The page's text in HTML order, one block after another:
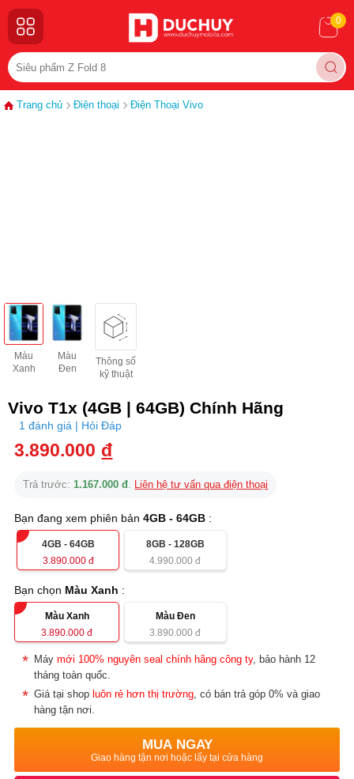
0
Trang chủ Điện thoại Điện Thoại Vivo
Màu
Xanh
Màu
Đen
Thông số
kỹ thuật
Vivo T1x (4GB | 64GB) Chính Hãng
1 đánh giá | Hỏi Đáp
3.890.000 đ
Trả trước:1.167.000 đ. Liên hệ tư vấn qua điện thoại
Bạn đang xem phiên bản4GB - 64GB :
4GB - 64GB
3.890.000đ
8GB - 128GB
4.990.000 đ
Bạn chọn Màu Xanh :
Màu Xanh
3.890.000 đ
Màu Đen
3.890.000 đ
Máymới 100% nguyên seal chính hãng công ty, bảo hành 12
tháng toàn quốc.
Giá tại shop luôn rẻ hơn thị trường, có bán trả góp 0% và giao
hàng tận nơi.
MUA NGAY
Giao hàng tận nơi hoặc lấy tại cửa hàng